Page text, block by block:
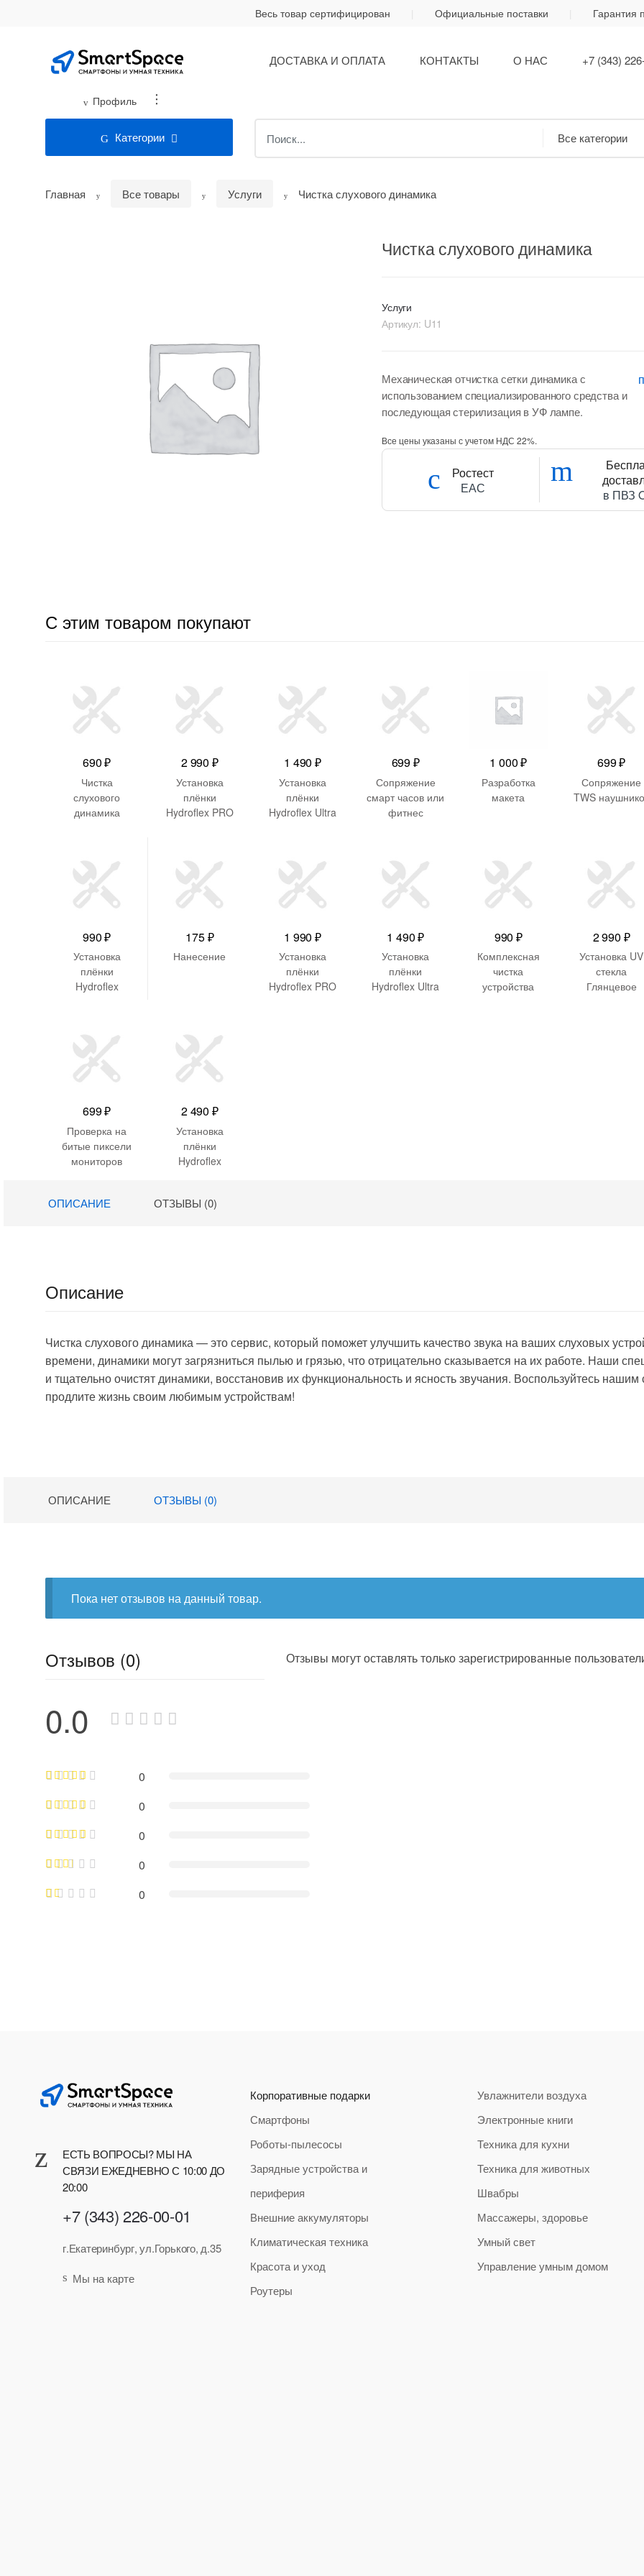
Весь товар сертифицирован Официальные поставки Гарантия
ДОСТАВКА И ОПЛАТА КОНТАКТЫ О НАС +7 (343)
Профиль ...
Категории
Search
for:
Главная Все товары Услуги Чистка слухового динамика
Чистка слухового динамика
Услуги
Артикул: U11
Механическая отчистка сетки динамика с
использованием специализированного средства и
последующая стерилизация в УФ лампе.
Все цены указаны с учетом НДС 22%.
Ростест
ЕАС
в ПВЗ
С этим товаром покупают
690₽
Чистка
слухового
динамика
2 990 ₽
Установка
плёнки
Hydroflex PRO
1 490₽
Установка
плёнки
Hydroflex Ultra
699₽
Сопряжение
смарт часов или
фитнес
1 000₽
Разработка
макета
699₽
Сопряжение
TWS
990₽
Установка
плёнки
Hydroflex
175₽
Нанесение
1 990₽
Установка
плёнки
Hydroflex PRO
1 490₽
Установка
плёнки
Hydroflex Ultra
990₽
Комплексная
чистка
устройства
2 990 ₽
Установка UV
стекла
Глянцевое
699₽
Проверка на
битые пиксели
мониторов
2 490 ₽
Установка
плёнки
Hydroflex
ОПИСАНИЕ ОТЗЫВЫ (0)
Описание
Чистка слухового динамика — это сервис, который поможет улучшить качество звука на ваших слуховых
времени, динамики могут загрязниться пылью и грязью, что отрицательно сказывается на их работе. Наши
и тщательно очистят динамики, восстановив их функциональность и ясность звучания. Воспользуйтесь
продлите жизнь своим любимым устройствам!
ОПИСАНИЕ ОТЗЫВЫ (0)
Пока нет отзывов на данный товар.
Отзывов (0)
0.0
0
0
0
0
0
Отзывы могут оставлять только зарегистрированные
ЕСТЬ ВОПРОСЫ? МЫ НА
СВЯЗИ ЕЖЕДНЕВНО С 10:00 ДО
20:00
+7 (343) 226-00-01
г.Екатеринбург, ул.Горького, д.35
Мы на карте
Корпоративные подарки
Смартфоны
Роботы-пылесосы
Зарядные устройства и
периферия
Внешние аккумуляторы
Климатическая техника
Красота и уход
Роутеры
Увлажнители воздуха
Электронные книги
Техника для кухни
Техника для животных
Швабры
Массажеры, здоровье
Умный свет
Управление умным домом